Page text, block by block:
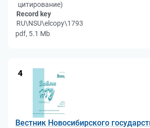
цитирование)
Record key
RU\NSU\elcopy\1793
pdf, 5.1 Mb
4
Вестник Новосибирского